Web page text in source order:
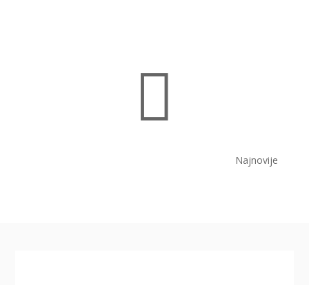

Najnovije